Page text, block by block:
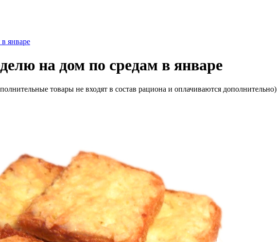
январе
на дом по средам в январе
товары не входят в состав рациона и оплачиваются дополнительно)